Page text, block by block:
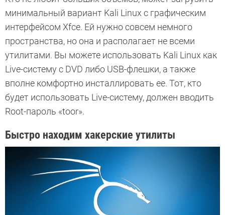
минимальный вариант Kali Linux с графическим
интерфейсом Xfce. Ей нужно совсем немного
пространства, но она и располагает не всеми
утилитами. Вы можете использовать Kali Linux как
Live-систему с DVD либо USB-флешки, а также
вполне комфортно инсталлировать ее. Тот, кто
будет использовать Live-систему, должен вводить
Root-пароль «toor».
Быстро находим хакерские утилиты